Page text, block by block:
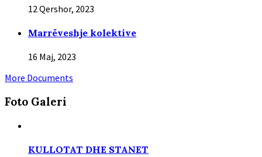
12 Qershor, 2023
Marrëveshje kolektive
16 Maj, 2023
More Documents
Foto Gаleri
KULLOTAT DHE STANET